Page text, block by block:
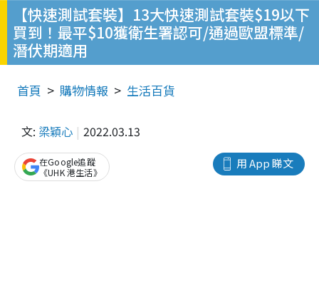
【快速測試套裝】13大快速測試套裝$19以下
買到！最平$10獲衛生署認可/通過歐盟標準/
潛伏期適用
首頁 購物情報 生活百貨
文: 梁穎心 2022.03.13
用 App 睇文
在Google追蹤
《UHK 港生活》